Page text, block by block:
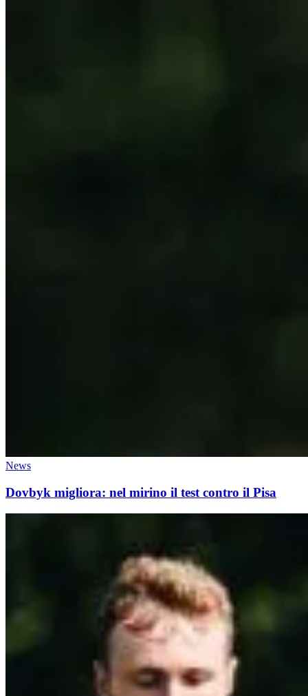
News
Dovbyk migliora: nel mirino il test contro il Pisa